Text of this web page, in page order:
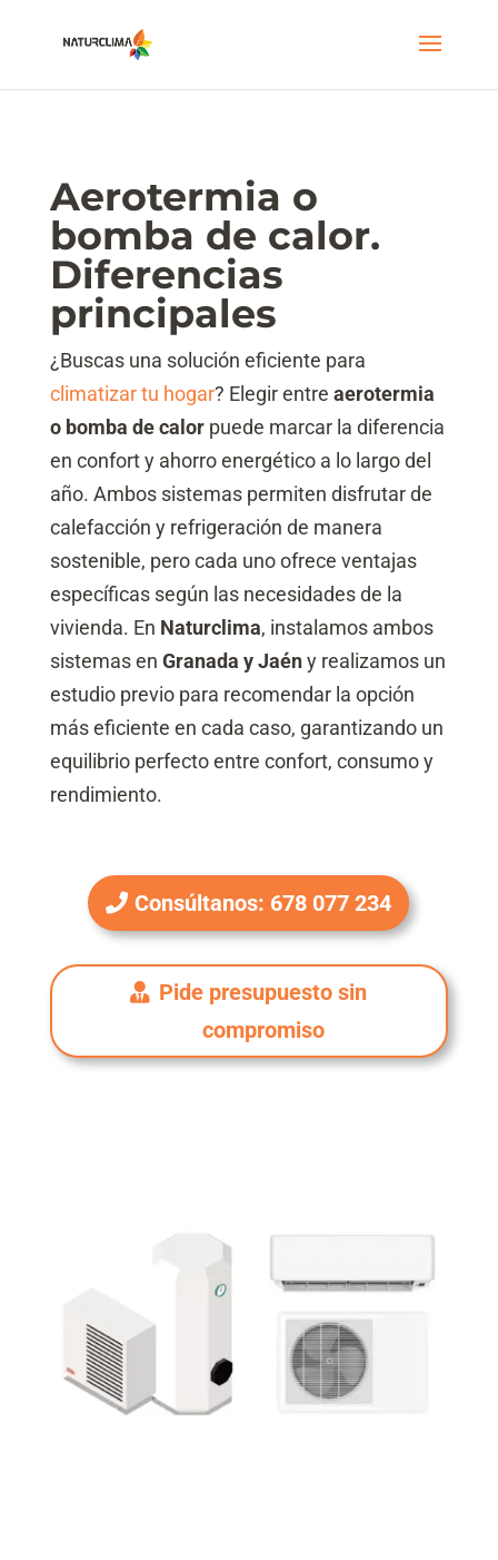
Aerotermia o
bomba de calor.
Diferencias
principales
¿Buscas una solución eficiente para
climatizar tu hogar? Elegir entre aerotermia
o bomba de calorpuede marcar la diferencia
en confort y ahorro energético a lo largo del
año. Ambos sistemas permiten disfrutar de
calefacción y refrigeración de manera
sostenible, pero cada uno ofrece ventajas
específicas según las necesidades de la
vivienda. En Naturclima, instalamos ambos
sistemas en Granada y Jaény realizamos un
estudio previo para recomendar la opción
más eficiente en cada caso, garantizando un
equilibrio perfecto entre confort, consumo y
rendimiento.
Consúltanos: 678 077 234
Pide presupuesto sin
compromiso